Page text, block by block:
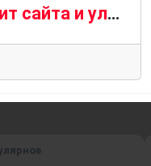
Как провести SEO-аудит сайта и улучшить его позиции в поиске